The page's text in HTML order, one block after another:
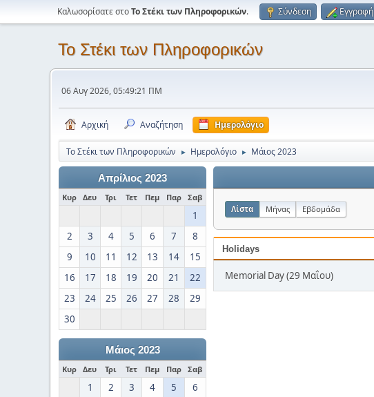
Καλωσορίσατε στοΤο Στέκι των Πληροφορικών. Σύνδεση Εγγραφή
Το Στέκι των Πληροφορικών
06 Αυγ 2026, 05:49:21 ΠΜ
Αρχική Αναζήτηση Ημερολόγιο
Το Στέκι των Πληροφορικών ► Ημερολόγιο ► Μάιος 2023
Απρίλιος 2023
Κυρ Δευ Τρι Τετ Πεμ Παρ Σαβ
1
2
3 4 5 6 7
8
9
10 11 12 13 14
15
16
17 18 19 20 21
22
23
24 25 26 27 28
29
30
Μάιος 2023
Κυρ Δευ Τρι Τετ Πεμ Παρ Σαβ
1 2 3 4 5
6
Λίστα Μήνας Εβδομάδα
Holidays
Memorial Day (29 Μαΐου)